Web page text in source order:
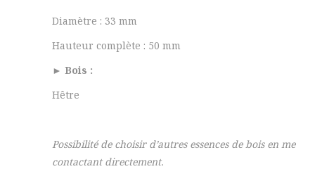
Diamètre : 33 mm
Hauteur complète : 50 mm
► Bois :
Hêtre
Possibilité de choisir d’autres essences de bois en me
contactant directement.